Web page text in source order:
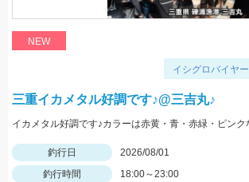
NEW
イシグロバイヤー
三重イカメタル好調です♪@三吉丸♪
釣行日
2026/08/01
釣行時間
18:00～23:00